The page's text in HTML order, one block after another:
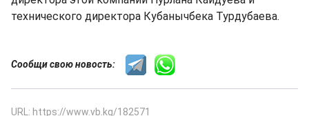
технического директора Кубанычбека Турдубаева.
Сообщи свою новость:
URL: https://www.vb.kg/182571